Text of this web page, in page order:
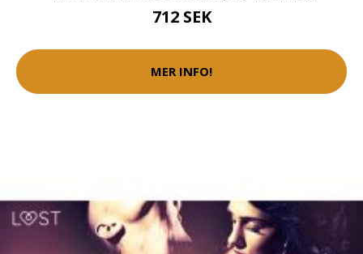
712 SEK
MER INFO!